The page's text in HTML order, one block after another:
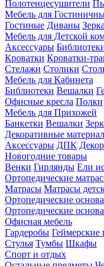
Полотенцесушители
Мебель для
Гостиные Диваны
Мебель для Детской
Аксессуары
Кроватки Кроватки-
Стелажи Столики
Мебель для Кабинета
Библиотеки Вешалки
Офисные кресла Полки
Мебель для Прихожей
Банкетки Вешалки
Декоративные
Аксессуары ДПК
Новогодние товары
Венки Гирлянды Ели
Ортопедические
Матрасы Матрасы
Ортопедические
Ортопедические
Офисная мебель
Гардеробы Геймерские
Стулья Тумбы Шкафы
Спорт и отдых